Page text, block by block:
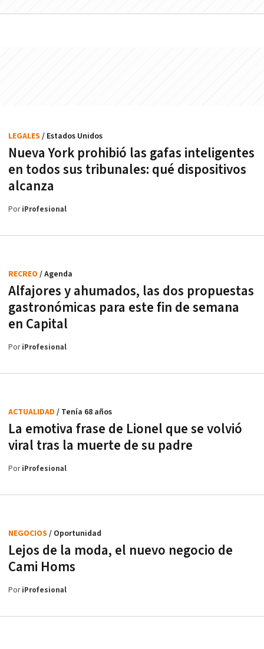
Nueva York prohibió las gafas inteligentes
en todos sus tribunales: qué dispositivos
alcanza
LEGALES / Estados Unidos
PoriProfesional
Alfajores y ahumados, las dos propuestas
gastronómicas para este fin de semana
en Capital
RECREO / Agenda
PoriProfesional
La emotiva frase de Lionel que se volvió
viral tras la muerte de su padre
ACTUALIDAD / Tenía 68 años
PoriProfesional
Lejos de la moda, el nuevo negocio de
Cami Homs
NEGOCIOS / Oportunidad
PoriProfesional